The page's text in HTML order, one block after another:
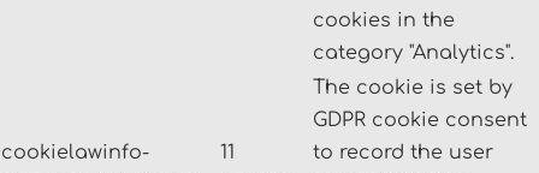
cookies in the
category "Analytics".
cookielawinfo-
11
The cookie is set by
GDPR cookie consent
to record the user